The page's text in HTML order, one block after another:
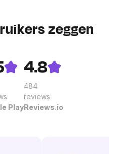
zeggen
Play
4.8
484
reviews
Reviews.io